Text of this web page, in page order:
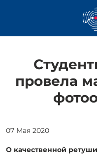
провела
07 Мая 2020
О качественной